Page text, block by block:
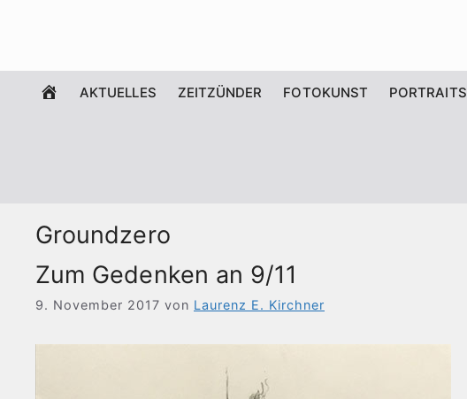
WILLKOMMEN
AKTUELLES ZEITZÜNDER FOTOKUNST PORTRAITS
Groundzero
Zum Gedenken an 9/11
9. November 2017 von Laurenz E. Kirchner